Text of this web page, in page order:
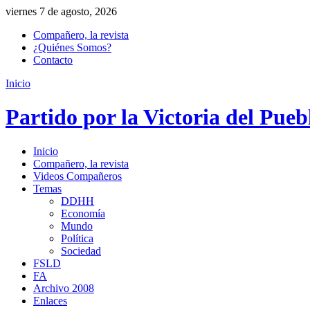
viernes 7 de agosto, 2026
Compañero, la revista
¿Quiénes Somos?
Contacto
Inicio
Partido por la Victoria del
Inicio
Compañero, la revista
Videos Compañeros
Temas
DDHH
Economía
Mundo
Política
Sociedad
FSLD
FA
Archivo 2008
Enlaces